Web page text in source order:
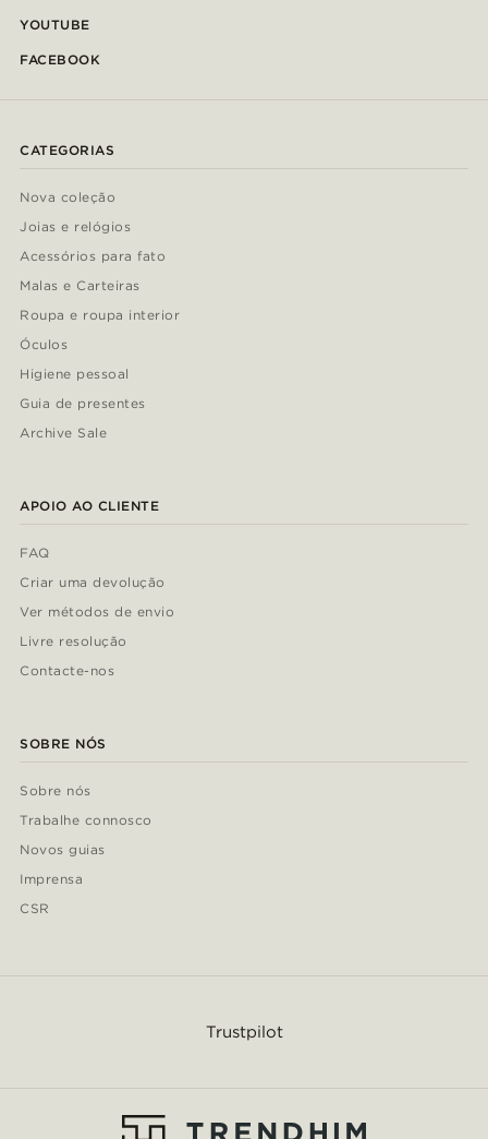
YOUTUBE
FACEBOOK
CATEGORIAS
Nova coleção
Joias e relógios
Acessórios para fato
Malas e Carteiras
Roupa e roupa interior
Óculos
Higiene pessoal
Guia de presentes
Archive Sale
APOIO AO CLIENTE
FAQ
Criar uma devolução
Ver métodos de envio
Livre resolução
Contacte-nos
SOBRE NÓS
Sobre nós
Trabalhe connosco
Novos guias
Imprensa
CSR
Trustpilot